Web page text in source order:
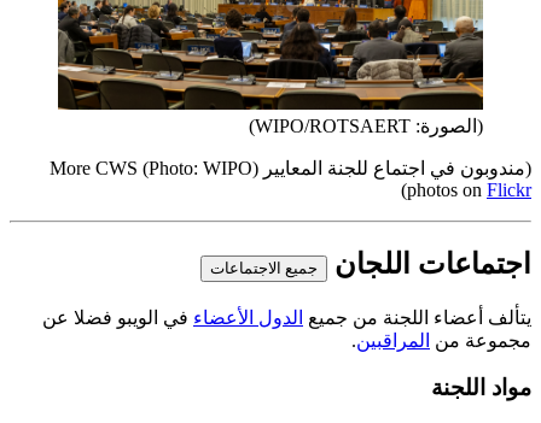
(الصورة: WIPO/ROTSAERT)
(مندوبون في اجتماع للجنة المعايير (Photo: WIPO
)
More CWS
photos on Flickr
)
اجتماعات اللجان جميع الاجتماعات
يتألف أعضاء اللجنة من جميع الدول الأعضاء في الويبو فضلا عن
مجموعة من المراقبين.
مواد اللجنة